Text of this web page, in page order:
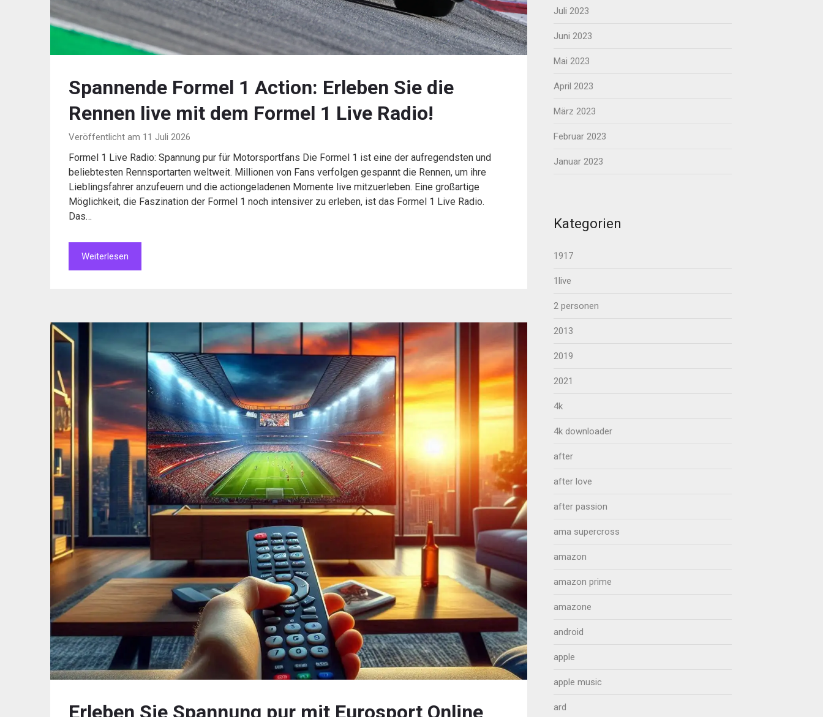
Spannende Formel 1 Action: Erleben Sie die
Rennen live mit dem Formel 1 Live Radio!
Veröffentlicht am 11 Juli 2026
Formel 1 Live Radio: Spannung pur für Motorsportfans Die Formel 1 ist eine der aufregendsten und
beliebtesten Rennsportarten weltweit. Millionen von Fans verfolgen gespannt die Rennen, um ihre
Lieblingsfahrer anzufeuern und die actiongeladenen Momente live mitzuerleben. Eine großartige
Möglichkeit, die Faszination der Formel 1 noch intensiver zu erleben, ist das Formel 1 Live Radio.
Das…
Weiterlesen
Erleben Sie Spannung pur mit Eurosport Online
Juli 2023
Juni 2023
Mai 2023
April 2023
März 2023
Februar 2023
Januar 2023
Kategorien
1917
1live
2 personen
2013
2019
2021
4k
4k downloader
after
after love
after passion
ama supercross
amazon
amazon prime
amazone
android
apple
apple music
ard